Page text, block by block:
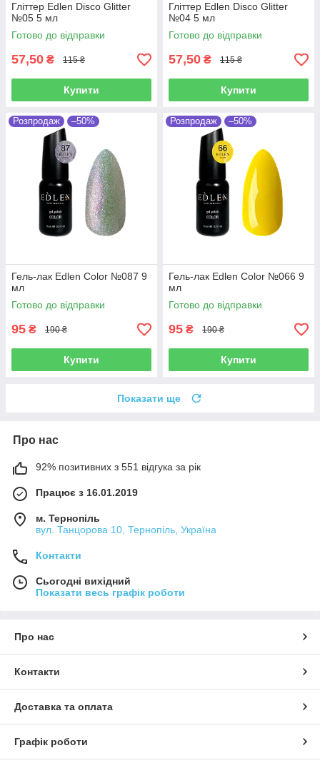
Гліттер Edlen Disco Glitter
№05 5 мл
Готово до відправки
57,50 ₴ 115 ₴
Купити
Гліттер Edlen Disco Glitter
№04 5 мл
Готово до відправки
57,50 ₴ 115 ₴
Купити
Розпродаж –50%
Гель-лак Edlen Color №087 9
мл
Готово до відправки
95 ₴ 190 ₴
Купити
Розпродаж –50%
Гель-лак Edlen Color №066 9
мл
Готово до відправки
95 ₴ 190 ₴
Купити
Показати ще
Про нас
92% позитивних з 551 відгука за рік
Працює з 16.01.2019
м. Тернопіль
вул. Танцорова 10, Тернопіль, Україна
Контакти
Сьогодні вихідний
Показати весь графік роботи
Про нас
Контакти
Доставка та оплата
Графік роботи